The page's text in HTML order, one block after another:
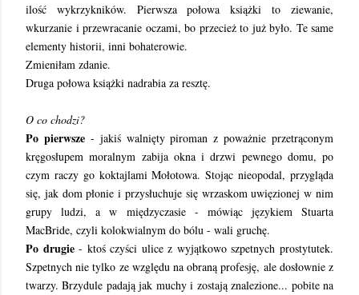
ilość wykrzykników. Pierwsza połowa książki to ziewanie,
wkurzanie i przewracanie oczami, bo przecież to już było. Te same
elementy historii, inni bohaterowie.
Zmieniłam zdanie.
Druga połowa książki nadrabia za resztę.
O co chodzi?
Po pierwsze- jakiś walnięty piroman z poważnie przetrąconym
kręgosłupem moralnym zabija okna i drzwi pewnego domu, po
czym raczy go koktajlami Mołotowa. Stojąc nieopodal, przygląda
się, jak dom płonie i przysłuchuje się wrzaskom uwięzionej w nim
grupy ludzi, a w międzyczasie - mówiąc językiem Stuarta
MacBride, czyli kolokwialnym do bólu - wali gruchę.
Po drugie- ktoś czyści ulice z wyjątkowo szpetnych prostytutek.
Szpetnych nie tylko ze względu na obraną profesję, ale dosłownie z
twarzy. Brzydule padają jak muchy i zostają znalezione... pobite na